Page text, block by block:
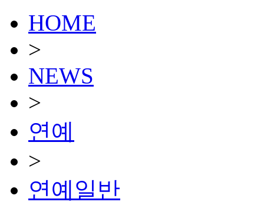
HOME
>
NEWS
>
연예
>
연예일반